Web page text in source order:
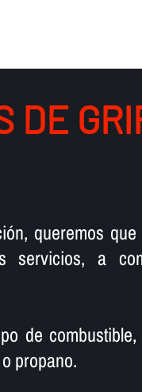
DE
queremos
servicios, a
de
propano.